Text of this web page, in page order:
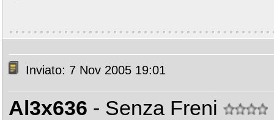
Inviato: 7 Nov 2005 19:01
Al3x636 - Senza Freni